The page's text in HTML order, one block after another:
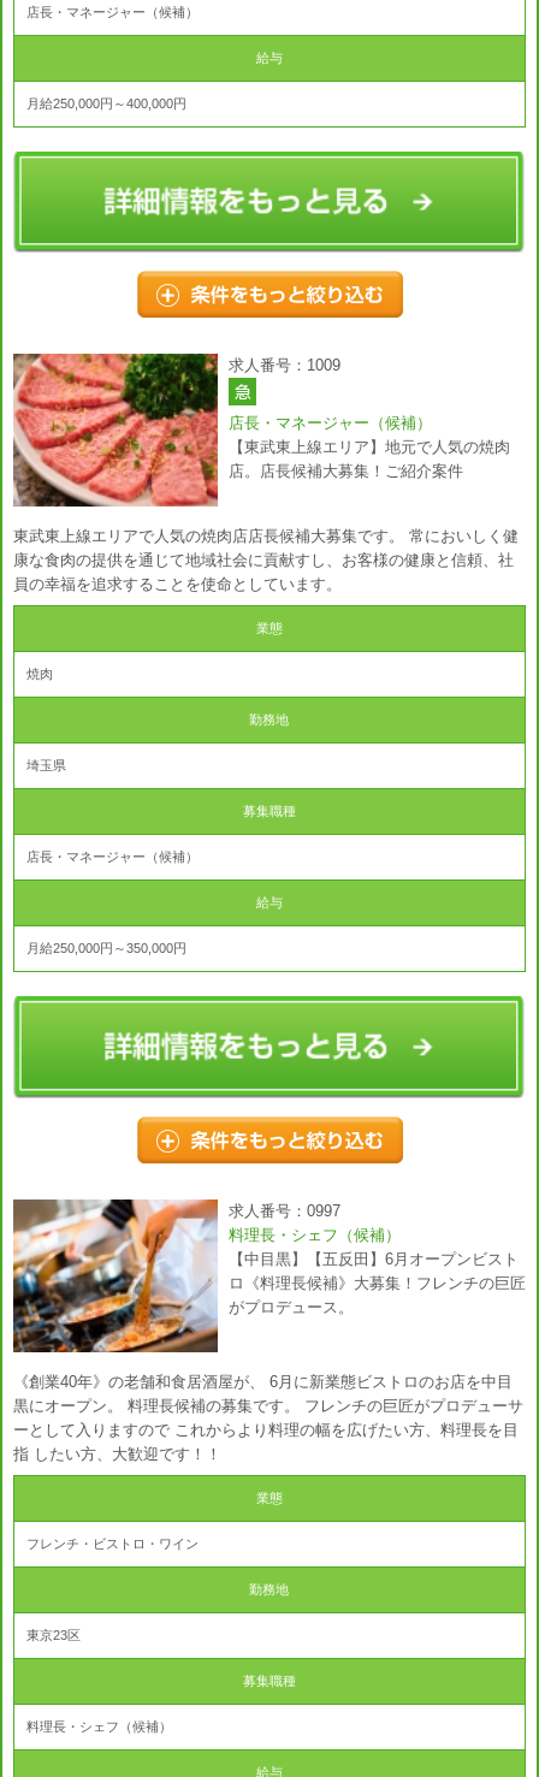
店長・マネージャー（候補）
給与
月給250,000円～400,000円
求人番号：1009
店長・マネージャー（候補）
【東武東上線エリア】地元で人気の焼肉
店。店長候補大募集！ご紹介案件
東武東上線エリアで人気の焼肉店店長候補大募集です。 常においしく健
康な食肉の提供を通じて地域社会に貢献すし、お客様の健康と信頼、社
員の幸福を追求することを使命としています。
業態
焼肉
勤務地
埼玉県
募集職種
店長・マネージャー（候補）
給与
月給250,000円～350,000円
求人番号：0997
料理長・シェフ（候補）
【中目黒】【五反田】6月オープンビスト
ロ《料理長候補》大募集！フレンチの巨匠
がプロデュース。
《創業40年》の老舗和食居酒屋が、 6月に新業態ビストロのお店を中目
黒にオープン。 料理長候補の募集です。 フレンチの巨匠がプロデューサ
ーとして入りますので これからより料理の幅を広げたい方、料理長を目
指 したい方、大歓迎です！！
業態
フレンチ・ビストロ・ワイン
勤務地
東京23区
募集職種
料理長・シェフ（候補）
給与